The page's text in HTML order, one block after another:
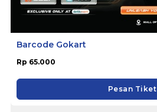
Barcode Gokart
Rp 65.000
Pesan Tiket